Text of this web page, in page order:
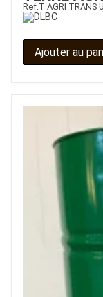
Ref.T AGRI TRANS
Ajouter au